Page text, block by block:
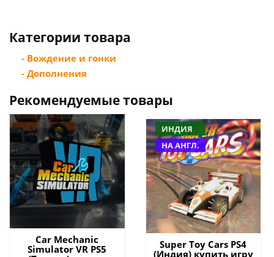
Категории товара
- Вождение и гонки
- Дополнения
Рекомендуемые товары
Car Mechanic
Simulator VR PS5
ИНДИЯ
НА АНГЛ.
Super Toy Cars PS4
(Индия) купить игру